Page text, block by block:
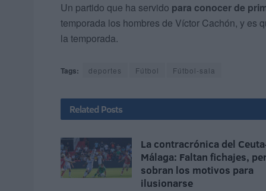
Un partido que ha servido para conocer de
temporada los hombres de Víctor Cachón, y es
la temporada.
Tags: deportes Fútbol Fútbol-sala
Related Posts
La contracrónica del
Málaga: Faltan fichajes,
sobran los motivos para
ilusionarse